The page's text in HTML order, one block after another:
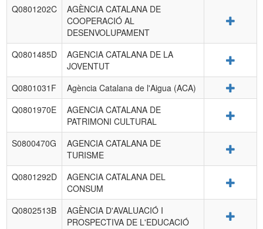
Q0801202C
AGÈNCIA CATALANA DE
COOPERACIÓ AL
DESENVOLUPAMENT
Q0801485D
AGENCIA CATALANA DE LA
JOVENTUT
Q0801031F Agència Catalana de l'Aigua (ACA)
Q0801970E
AGENCIA CATALANA DE
PATRIMONI CULTURAL
S0800470G
AGENCIA CATALANA DE
TURISME
Q0801292D
AGENCIA CATALANA DEL
CONSUM
Q0802513B
AGÈNCIA D'AVALUACIÓ I
PROSPECTIVA DE L'EDUCACIÓ